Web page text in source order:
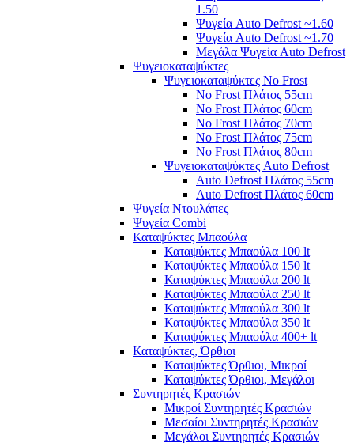
1.50
Ψυγεία Auto Defrost ~1.60
Ψυγεία Auto Defrost ~1.70
Μεγάλα Ψυγεία Auto Defrost
Ψυγειοκαταψύκτες
Ψυγειοκαταψύκτες No Frost
No Frost Πλάτος 55cm
No Frost Πλάτος 60cm
No Frost Πλάτος 70cm
No Frost Πλάτος 75cm
No Frost Πλάτος 80cm
Ψυγειοκαταψύκτες Auto Defrost
Auto Defrost Πλάτος 55cm
Auto Defrost Πλάτος 60cm
Ψυγεία Ντουλάπες
Ψυγεία Combi
Καταψύκτες Μπαούλα
Καταψύκτες Μπαούλα 100 lt
Καταψύκτες Μπαούλα 150 lt
Καταψύκτες Μπαούλα 200 lt
Καταψύκτες Μπαούλα 250 lt
Καταψύκτες Μπαούλα 300 lt
Καταψύκτες Μπαούλα 350 lt
Καταψύκτες Μπαούλα 400+ lt
Καταψύκτες, Όρθιοι
Καταψύκτες Όρθιοι, Μικροί
Καταψύκτες Όρθιοι, Μεγάλοι
Συντηρητές Κρασιών
Μικροί Συντηρητές Κρασιών
Μεσαίοι Συντηρητές Κρασιών
Μεγάλοι Συντηρητές Κρασιών